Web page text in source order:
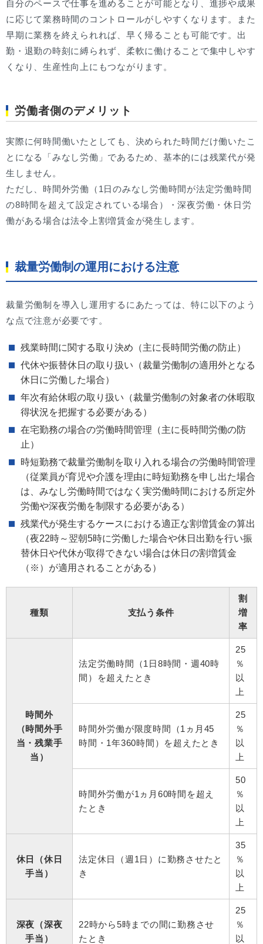
自分のペースで仕事を進めることが可能となり、進捗や成果
に応じて業務時間のコントロールがしやすくなります。また
早期に業務を終えられれば、早く帰ることも可能です。出
勤・退勤の時刻に縛られず、柔軟に働けることで集中しやす
くなり、生産性向上にもつながります。
労働者側のデメリット
実際に何時間働いたとしても、決められた時間だけ働いたこ
とになる「みなし労働」であるため、基本的には残業代が発
生しません。
ただし、時間外労働（1日のみなし労働時間が法定労働時間
の8時間を超えて設定されている場合）・深夜労働・休日労
働がある場合は法令上割増賃金が発生します。
裁量労働制の運用における注意
裁量労働制を導入し運用するにあたっては、特に以下のよう
な点で注意が必要です。
残業時間に関する取り決め（主に長時間労働の防止）
代休や振替休日の取り扱い（裁量労働制の適用外となる
休日に労働した場合）
年次有給休暇の取り扱い（裁量労働制の対象者の休暇取
得状況を把握する必要がある）
在宅勤務の場合の労働時間管理（主に長時間労働の防
止）
時短勤務で裁量労働制を取り入れる場合の労働時間管理
（従業員が育児や介護を理由に時短勤務を申し出た場合
は、みなし労働時間ではなく実労働時間における所定外
労働や深夜労働を制限する必要がある）
残業代が発生するケースにおける適正な割増賃金の算出
（夜22時～翌朝5時に労働した場合や休日出勤を行い振
替休日や代休が取得できない場合は休日の割増賃金
（※）が適用されることがある）
種類 支払う条件
割
増
率
時間外
（時間外手
当・残業手
当）
法定労働時間（1日8時間・週40時
間）を超えたとき
25
％
以
上
時間外労働が限度時間（1ヵ月45
時間・1年360時間）を超えたとき
25
％
以
上
時間外労働が1ヵ月60時間を超え
たとき
50
％
以
上
休日（休日
手当）
法定休日（週1日）に勤務させたと
き
35
％
以
上
深夜（深夜
手当）
22時から5時までの間に勤務させ
たとき
25
％
以